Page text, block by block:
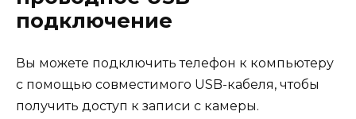
подключение
Вы можете подключить телефон к компьютеру
с помощью совместимого USB-кабеля, чтобы
получить доступ к записи с камеры.